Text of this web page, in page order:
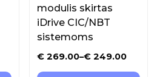
modulis skirtas
iDrive CIC/NBT
sistemoms
€ 249.00
–
€ 269.00